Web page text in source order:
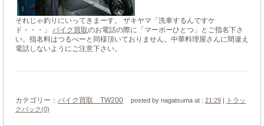
それじゃ釣りにいってきまーす。 ザキヤマ「洗車するんですケ
ド・・・」 バイク買取のお電話の際に「マーボーひとつ」とご指名下さ
い。指名料はつるべーと同様頂いておりません。中華料理屋さんに間違え
電話しないようにご注意下さい。
カテゴリー： バイク買取 TW200 posted by nagatsuma at : 21:29 |
トラッ
クバック(0)